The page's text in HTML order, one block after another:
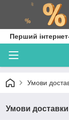
Перший
Умови
Умови